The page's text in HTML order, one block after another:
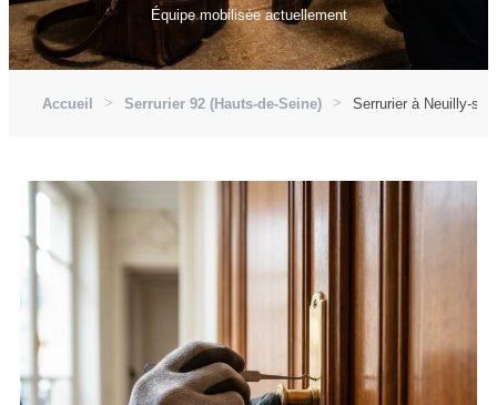
Équipe mobilisée actuellement
Accueil Serrurier 92 (Hauts-de-Seine) Serrurier à Neuilly-